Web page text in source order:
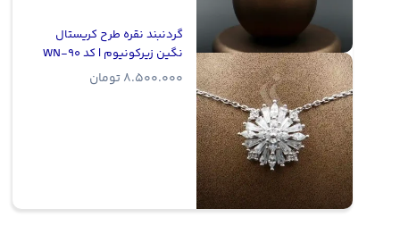
گردنبند نقره طرح کریستال
نگین زیرکونیوم | کد WN-90
8.500.000 تومان